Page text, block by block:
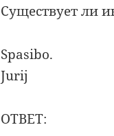
Существует ли
Spasibo.
Jurij
ОТВЕТ: